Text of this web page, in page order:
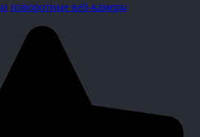
поворотные веб-камеры